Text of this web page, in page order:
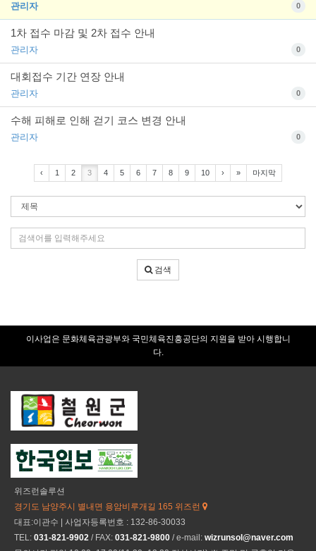
관리자 0
1차 접수 마감 및 2차 접수 안내
관리자 0
대회접수 기간 연장 안내
관리자 0
수해 피해로 인해 걷기 코스 변경 안내
관리자 0
‹ 1 2 3 4 5 6 7 8 9 10 › » 마지막
색
조
색
어
입
검색
이사업은 문화체육관광부와 국민체육진흥공단의 지원을 받아 시행합니
다.
위즈런솔루션
경기도 남양주시 별내면 용암비루개길 165 위즈런
대표:이관수 | 사업자등록번호 : 132-86-30033
TEL: 031-821-9902 / FAX: 031-821-9800 / e-mail: wizrunsol@naver.com